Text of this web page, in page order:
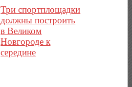
Три спортплощадки
должны построить
в Великом
Новгороде к
середине